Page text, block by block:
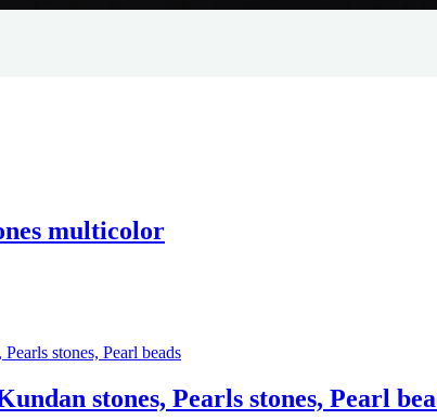
multicolor
stones, Pearls stones, Pearl